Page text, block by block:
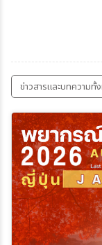
ข่าวสารและบทความทั้